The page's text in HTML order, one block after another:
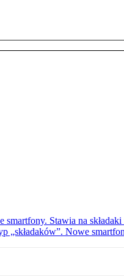
smartfony. Stawia na
„składaków”. Nowe